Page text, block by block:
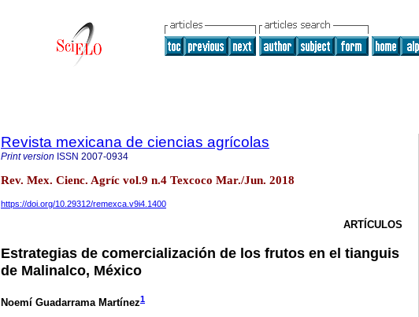
Revista mexicana de ciencias agrícolas
Print version ISSN 2007-0934
Rev. Mex. Cienc. Agríc vol.9 n.4 Texcoco Mar./Jun. 2018
https://doi.org/10.29312/remexca.v9i4.1400
ARTÍCULOS
Estrategias de comercialización de los frutos en el tianguis
de Malinalco, México
Noemí Guadarrama Martínez1